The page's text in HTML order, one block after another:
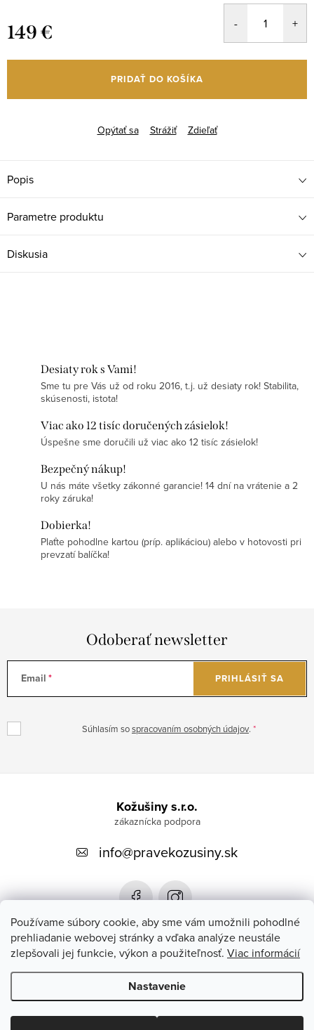
Používame súbory cookie, aby sme vám umožnili pohodlné
prehliadanie webovej stránky a vďaka analýze neustále
zlepšovali jej funkcie, výkon a použiteľnosť. Viac informácií
Nastavenie
149 €
cena:
PRIDAŤ DO KOŠÍKA
Opýtať sa Strážiť Zdieľať
Popis
Parametre produktu
Diskusia
Desiaty rok s Vami!
Sme tu pre Vás už od roku 2016, t.j. už desiaty rok! Stabilita,
skúsenosti, istota!
Viac ako 12 tisíc doručených zásielok!
Úspešne sme doručili už viac ako 12 tisíc zásielok!
Bezpečný nákup!
U nás máte všetky zákonné garancie! 14 dní na vrátenie a 2
roky záruka!
Dobierka!
Plaťte pohodlne kartou (príp. aplikáciou) alebo v hotovosti pri
prevzatí balíčka!
Odoberať newsletter
Email
Súhlasím sospracovaním osobných údajov.
PRIHLÁSIŤ SA
i
Kožušiny s.r.o.
info@pravekozusiny.sk
Zákaznícky servis
Copyright 2026#PRAVEKOZUSINY.SK#. Všetky práva vyhradené.
Upraviť nastavenie cookies